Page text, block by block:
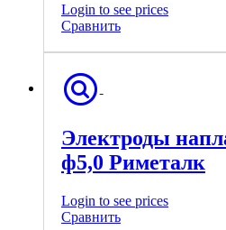
Login to see prices
Сравнить
Электроды
ф5,0 Риметалк
Login to see prices
Сравнить